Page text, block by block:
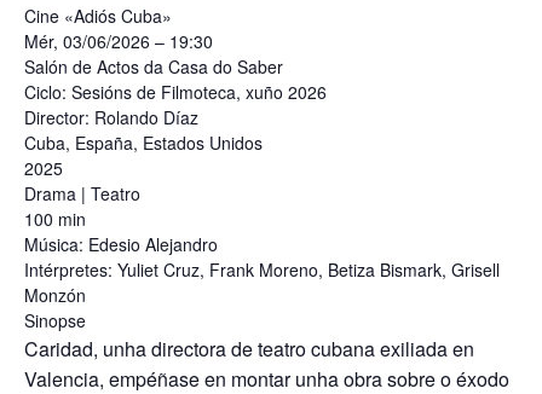
Cine «Adiós Cuba»
Mér, 03/06/2026 – 19:30
Salón de Actos da Casa do Saber
Ciclo: Sesións de Filmoteca, xuño 2026
Director: Rolando Díaz
Cuba, España, Estados Unidos
2025
Drama | Teatro
100 min
Música: Edesio Alejandro
Intérpretes: Yuliet Cruz, Frank Moreno, Betiza Bismark, Grisell
Monzón
Sinopse
Caridad, unha directora de teatro cubana exiliada en
Valencia, empéñase en montar unha obra sobre o éxodo